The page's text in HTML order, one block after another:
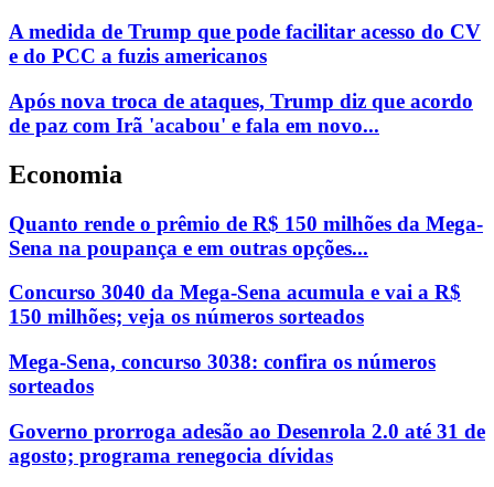
A medida de Trump que pode facilitar acesso do CV
e do PCC a fuzis americanos
Após nova troca de ataques, Trump diz que acordo
de paz com Irã 'acabou' e fala em novo...
Economia
Quanto rende o prêmio de R$ 150 milhões da Mega-
Sena na poupança e em outras opções...
Concurso 3040 da Mega-Sena acumula e vai a R$
150 milhões; veja os números sorteados
Mega-Sena, concurso 3038: confira os números
sorteados
Governo prorroga adesão ao Desenrola 2.0 até 31 de
agosto; programa renegocia dívidas